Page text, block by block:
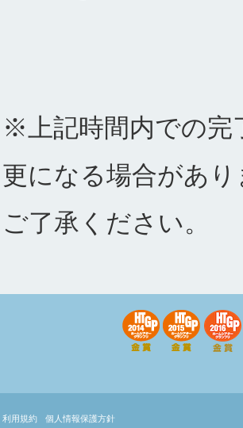
※上記時間内での完
更になる場合があ
ご了承ください。
利用規約 個人情報保護方針